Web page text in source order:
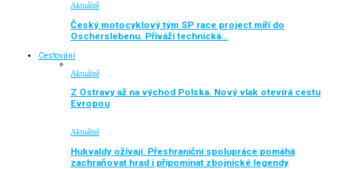
Aktuálně
Český motocyklový tým SP race project míří do
Oscherslebenu. Přiváží technická…
Cestování
Aktuálně
Z Ostravy až na východ Polska. Nový vlak otevírá cestu
Evropou
Aktuálně
Hukvaldy ožívají. Přeshraniční spolupráce pomáhá
zachraňovat hrad i připomínat zbojnické legendy